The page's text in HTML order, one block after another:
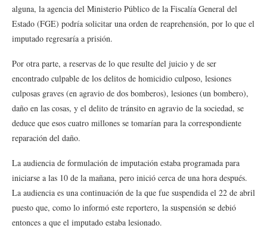
alguna, la agencia del Ministerio Público de la Fiscalía General del
Estado (FGE) podría solicitar una orden de reaprehensión, por lo que el
imputado regresaría a prisión.
Por otra parte, a reservas de lo que resulte del juicio y de ser
encontrado culpable de los delitos de homicidio culposo, lesiones
culposas graves (en agravio de dos bomberos), lesiones (un bombero),
daño en las cosas, y el delito de tránsito en agravio de la sociedad, se
deduce que esos cuatro millones se tomarían para la correspondiente
reparación del daño.
La audiencia de formulación de imputación estaba programada para
iniciarse a las 10 de la mañana, pero inició cerca de una hora después.
La audiencia es una continuación de la que fue suspendida el 22 de abril
puesto que, como lo informó este reportero, la suspensión se debió
entonces a que el imputado estaba lesionado.